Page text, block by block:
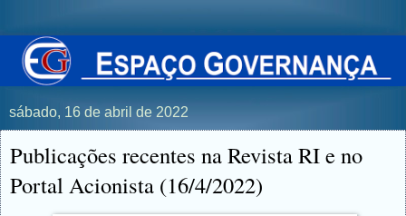
sábado, 16 de abril de 2022
Publicações recentes na Revista RI e no
Portal Acionista (16/4/2022)